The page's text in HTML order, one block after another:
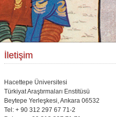
İletişim
Hacettepe Üniversitesi
Türkiyat Araştırmaları Enstitüsü
Beytepe Yerleşkesi, Ankara 06532
Tel: + 90 312 297 67 71-2